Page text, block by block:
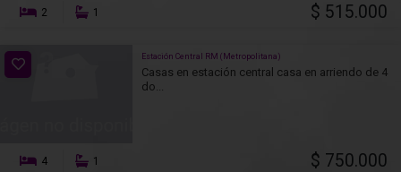
2 1 $ 515.000
Estación Central RM (Metropolitana)
Casas en estación central casa en arriendo de 4
do...
4 1 $ 750.000